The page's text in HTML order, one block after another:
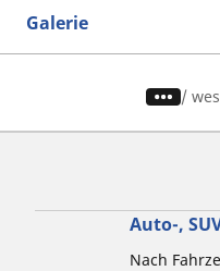
Galerie
/
Auto-,
Nach